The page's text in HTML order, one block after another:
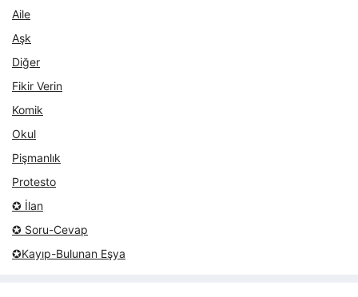
Aile
Aşk
Diğer
Fikir Verin
Komik
Okul
Pişmanlık
Protesto
✪ İlan
✪ Soru-Cevap
✪Kayıp-Bulunan Eşya